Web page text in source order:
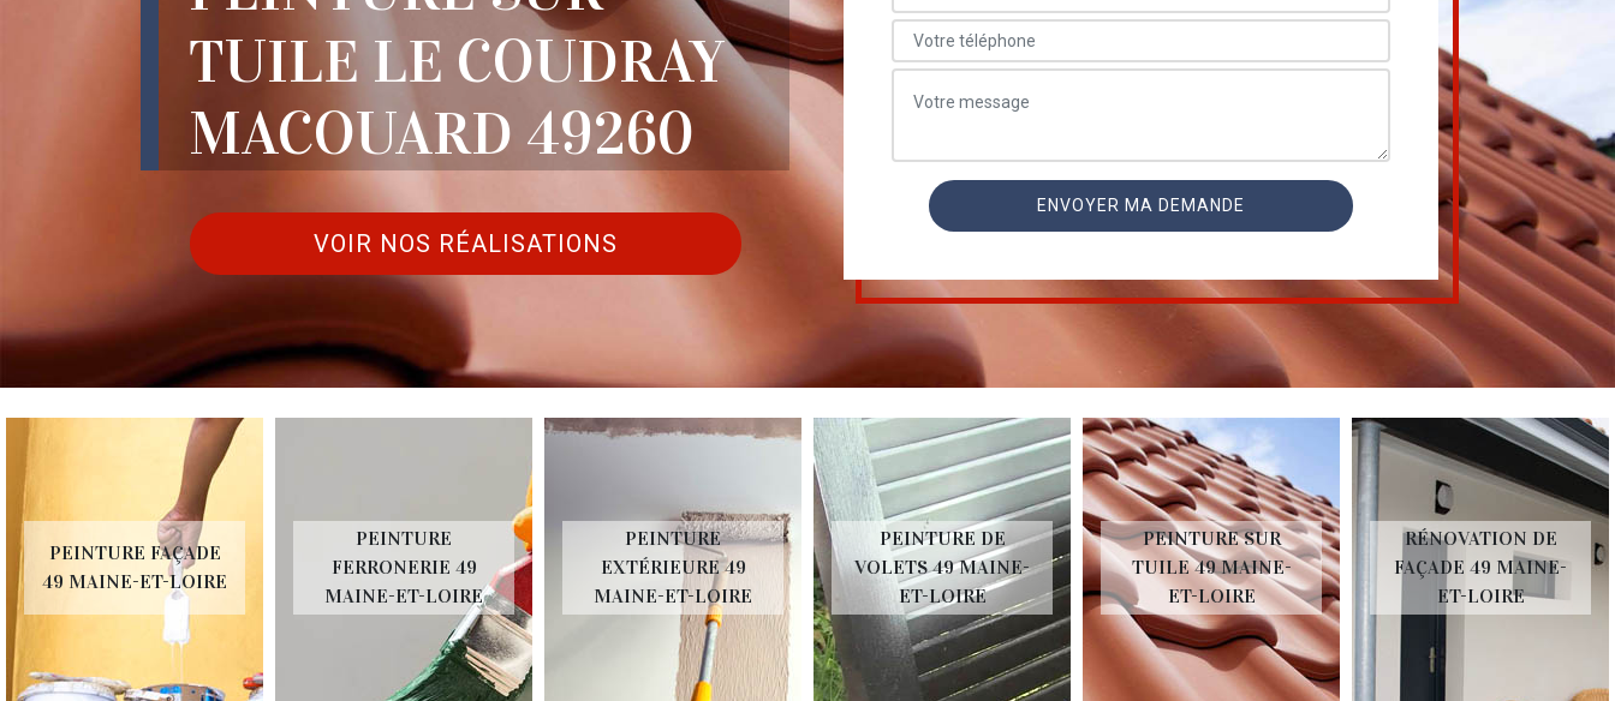
TUILE LE COUDRAY
MACOUARD 49260
VOIR NOS RÉALISATIONS
PEINTURE FAÇADE
49 MAINE-ET-LOIRE
PEINTURE
FERRONERIE 49
MAINE-ET-LOIRE
PEINTURE
EXTÉRIEURE 49
MAINE-ET-LOIRE
PEINTURE DE
VOLETS 49 MAINE-
ET-LOIRE
PEINTURE SUR
TUILE 49 MAINE-
ET-LOIRE
RÉNOVATION DE
FAÇADE 49 MAINE-
ET-LOIRE